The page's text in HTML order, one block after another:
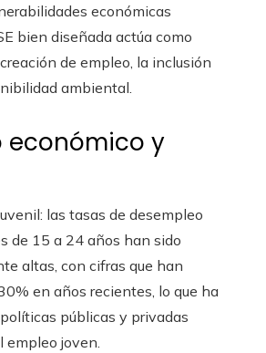
económicas
bien diseñada actúa como
de empleo, la inclusión
ambiental.
económico y
las tasas de desempleo
de 15 a 24 años han sido
altas, con cifras que han
en años recientes, lo que ha
públicas y privadas
empleo joven.